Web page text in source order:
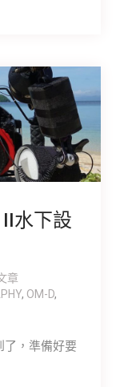
水下設
章
, OM-D,
了，準備好要